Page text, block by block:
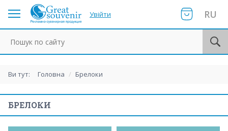
Увійти RU
Ви тут: Головна / Брелоки
БРЕЛОКИ